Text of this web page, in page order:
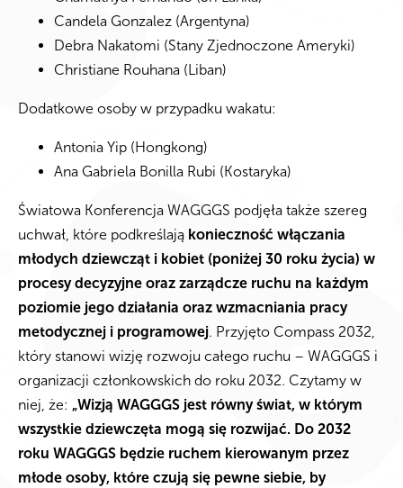
Candela Gonzalez (Argentyna)
Debra Nakatomi (Stany Zjednoczone Ameryki)
Christiane Rouhana (Liban)
Dodatkowe osoby w przypadku wakatu:
Antonia Yip (Hongkong)
Ana Gabriela Bonilla Rubi (Kostaryka)
Światowa Konferencja WAGGGS podjęła także szereg
uchwał, które podkreślają konieczność włączania
młodych dziewcząt i kobiet (poniżej 30 roku życia) w
procesy decyzyjne oraz zarządcze ruchu na każdym
poziomie jego działania oraz wzmacniania pracy
metodycznej i programowej. Przyjęto Compass 2032,
który stanowi wizję rozwoju całego ruchu – WAGGGS i
organizacji członkowskich do roku 2032. Czytamy w
niej, że: „Wizją WAGGGS jest równy świat, w którym
wszystkie dziewczęta mogą się rozwijać. Do 2032
roku WAGGGS będzie ruchem kierowanym przez
młode osoby, które czują się pewne siebie, by